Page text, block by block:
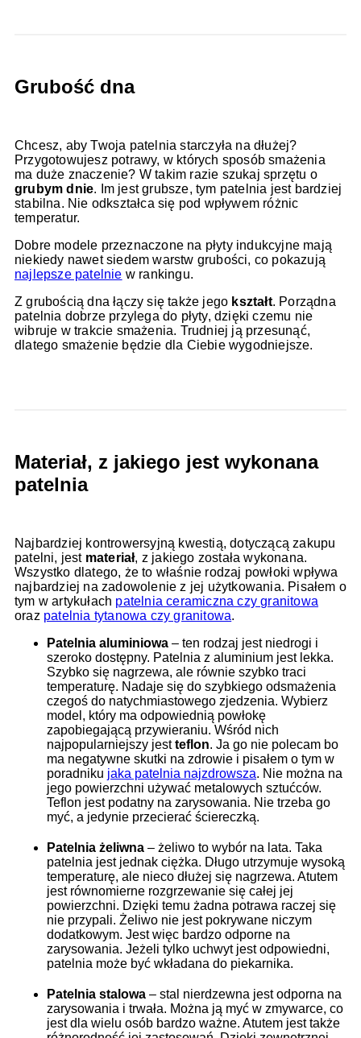
Grubość dna
Chcesz, aby Twoja patelnia starczyła na dłużej?
Przygotowujesz potrawy, w których sposób smażenia
ma duże znaczenie? W takim razie szukaj sprzętu o
grubym dnie. Im jest grubsze, tym patelnia jest bardziej
stabilna. Nie odkształca się pod wpływem różnic
temperatur.
Dobre modele przeznaczone na płyty indukcyjne mają
niekiedy nawet siedem warstw grubości, co pokazują
najlepsze patelnie w rankingu.
Z grubością dna łączy się także jego kształt. Porządna
patelnia dobrze przylega do płyty, dzięki czemu nie
wibruje w trakcie smażenia. Trudniej ją przesunąć,
dlatego smażenie będzie dla Ciebie wygodniejsze.
Materiał, z jakiego jest wykonana
patelnia
Najbardziej kontrowersyjną kwestią, dotyczącą zakupu
patelni, jest materiał, z jakiego została wykonana.
Wszystko dlatego, że to właśnie rodzaj powłoki wpływa
najbardziej na zadowolenie z jej użytkowania. Pisałem o
tym w artykułach patelnia ceramiczna czy granitowa
oraz patelnia tytanowa czy granitowa.
Patelnia aluminiowa – ten rodzaj jest niedrogi i
szeroko dostępny. Patelnia z aluminium jest lekka.
Szybko się nagrzewa, ale równie szybko traci
temperaturę. Nadaje się do szybkiego odsmażenia
czegoś do natychmiastowego zjedzenia. Wybierz
model, który ma odpowiednią powłokę
zapobiegającą przywieraniu. Wśród nich
najpopularniejszy jestteflon. Ja go nie polecam bo
ma negatywne skutki na zdrowie i pisałem o tym w
poradniku jaka patelnia najzdrowsza. Nie można na
jego powierzchni używać metalowych sztućców.
Teflon jest podatny na zarysowania. Nie trzeba go
myć, a jedynie przecierać ściereczką.
Patelnia żeliwna – żeliwo to wybór na lata. Taka
patelnia jest jednak ciężka. Długo utrzymuje wysoką
temperaturę, ale nieco dłużej się nagrzewa. Atutem
jest równomierne rozgrzewanie się całej jej
powierzchni. Dzięki temu żadna potrawa raczej się
nie przypali. Żeliwo nie jest pokrywane niczym
dodatkowym. Jest więc bardzo odporne na
zarysowania. Jeżeli tylko uchwyt jest odpowiedni,
patelnia może być wkładana do piekarnika.
Patelnia stalowa – stal nierdzewna jest odporna na
zarysowania i trwała. Można ją myć w zmywarce, co
jest dla wielu osób bardzo ważne. Atutem jest także